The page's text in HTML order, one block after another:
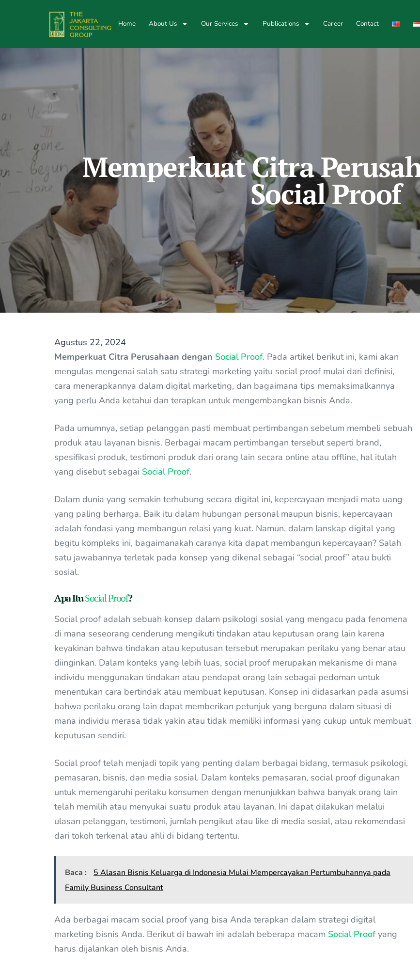
Home About Us Our Services Publications Career Contact
Memperkuat Citra
Social Proof
Agustus 22, 2024
Memperkuat Citra Perusahaan dengan Social Proof. Pada artikel berikut ini, kami akan
mengulas mengenai salah satu strategi marketing yaitu social proof mulai dari definisi,
cara menerapkannya dalam digital marketing, dan bagaimana tips memaksimalkannya
yang perlu Anda ketahui dan terapkan untuk mengembangkan bisnis Anda.
Pada umumnya, setiap pelanggan pasti membuat pertimbangan sebelum membeli sebuah
produk atau layanan bisnis. Berbagai macam pertimbangan tersebut seperti brand,
spesifikasi produk, testimoni produk dari orang lain secara online atau offline, hal itulah
yang disebut sebagai Social Proof.
Dalam dunia yang semakin terhubung secara digital ini, kepercayaan menjadi mata uang
yang paling berharga. Baik itu dalam hubungan personal maupun bisnis, kepercayaan
adalah fondasi yang membangun relasi yang kuat. Namun, dalam lanskap digital yang
begitu kompleks ini, bagaimanakah caranya kita dapat membangun kepercayaan? Salah
satu jawabannya terletak pada konsep yang dikenal sebagai “social proof” atau bukti
sosial.
Apa ItuSocial Proof?
Social proof adalah sebuah konsep dalam psikologi sosial yang mengacu pada fenomena
di mana seseorang cenderung mengikuti tindakan atau keputusan orang lain karena
keyakinan bahwa tindakan atau keputusan tersebut merupakan perilaku yang benar atau
diinginkan. Dalam konteks yang lebih luas, social proof merupakan mekanisme di mana
individu menggunakan tindakan atau pendapat orang lain sebagai pedoman untuk
menentukan cara bertindak atau membuat keputusan. Konsep ini didasarkan pada asumsi
bahwa perilaku orang lain dapat memberikan petunjuk yang berguna dalam situasi di
mana individu merasa tidak yakin atau tidak memiliki informasi yang cukup untuk membuat
keputusan sendiri.
Social proof telah menjadi topik yang penting dalam berbagai bidang, termasuk psikologi,
pemasaran, bisnis, dan media sosial. Dalam konteks pemasaran, social proof digunakan
untuk memengaruhi perilaku konsumen dengan menunjukkan bahwa banyak orang lain
telah memilih atau menyukai suatu produk atau layanan. Ini dapat dilakukan melalui
ulasan pelanggan, testimoni, jumlah pengikut atau like di media sosial, atau rekomendasi
dari tokoh terkenal atau ahli di bidang tertentu.
Baca :
5 Alasan Bisnis Keluarga di Indonesia Mulai Mempercayakan Pertumbuhannya pada
Family Business Consultant
Ada berbagai macam social proof yang bisa Anda terapkan dalam strategi digital
marketing bisnis Anda. Berikut di bawah ini adalah beberapa macam Social Proofyang
harus dijalankan oleh bisnis Anda.